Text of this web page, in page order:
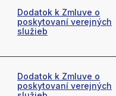
Dodatok k Zmluve o
poskytovaní verejných
služieb
Dodatok k Zmluve o
poskytovaní verejných